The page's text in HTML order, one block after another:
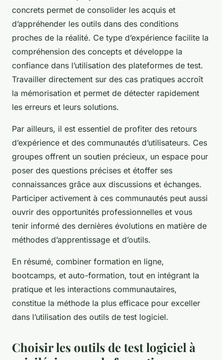
concrets permet de consolider les acquis et
d’appréhender les outils dans des conditions
proches de la réalité. Ce type d’expérience facilite la
compréhension des concepts et développe la
confiance dans l’utilisation des plateformes de test.
Travailler directement sur des cas pratiques accroît
la mémorisation et permet de détecter rapidement
les erreurs et leurs solutions.
Par ailleurs, il est essentiel de profiter des retours
d’expérience et des communautés d’utilisateurs. Ces
groupes offrent un soutien précieux, un espace pour
poser des questions précises et étoffer ses
connaissances grâce aux discussions et échanges.
Participer activement à ces communautés peut aussi
ouvrir des opportunités professionnelles et vous
tenir informé des dernières évolutions en matière de
méthodes d’apprentissage et d’outils.
En résumé, combiner formation en ligne,
bootcamps, et auto-formation, tout en intégrant la
pratique et les interactions communautaires,
constitue la méthode la plus efficace pour exceller
dans l’utilisation des outils de test logiciel.
Choisir les outils de test logiciel à